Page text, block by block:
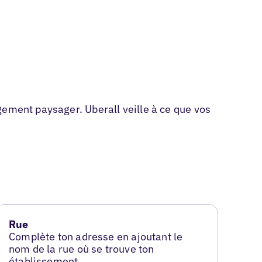
paysager. Uberall veille à ce que vos
Rue
Complète ton adresse en ajoutant le
nom de la rue où se trouve ton